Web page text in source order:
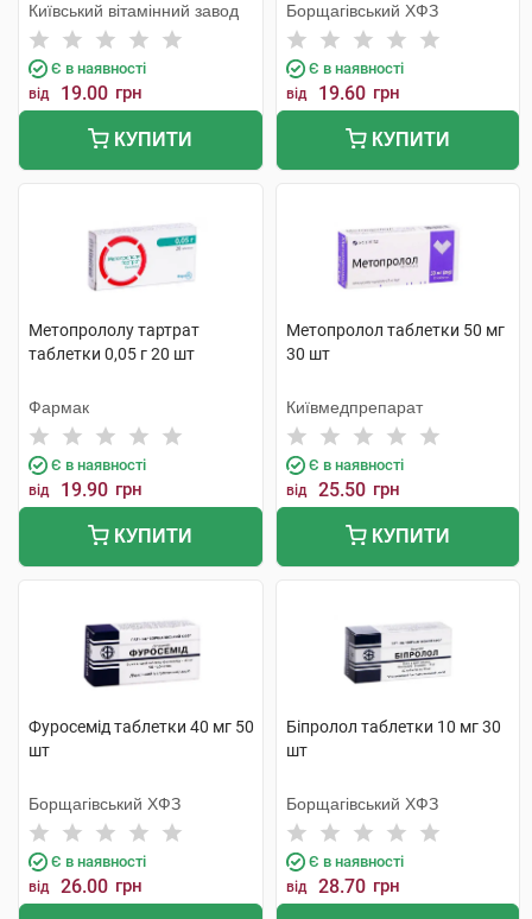
Київський вітамінний завод
Є в наявності
від 19.00 грн
КУПИТИ
Борщагівський ХФЗ
Є в наявності
від 19.60 грн
КУПИТИ
Метопрололу тартрат
таблетки 0,05 г 20 шт
Фармак
Є в наявності
від 19.90 грн
КУПИТИ
Метопролол таблетки 50 мг
30 шт
Київмедпрепарат
Є в наявності
від 25.50 грн
КУПИТИ
Фуросемід таблетки 40 мг 50
шт
Борщагівський ХФЗ
Є в наявності
від 26.00 грн
Біпролол таблетки 10 мг 30
шт
Борщагівський ХФЗ
Є в наявності
від 28.70 грн